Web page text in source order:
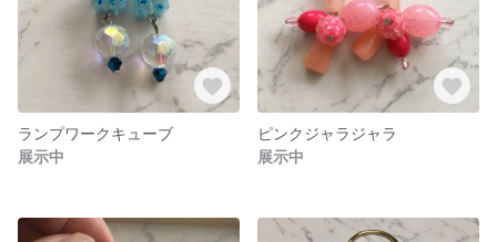
ランプワークキューブ
展示中
ピンクジャラジャラ
展示中